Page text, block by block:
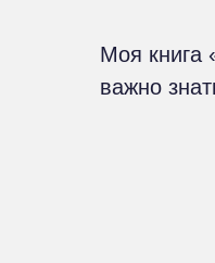
Моя книга
важно